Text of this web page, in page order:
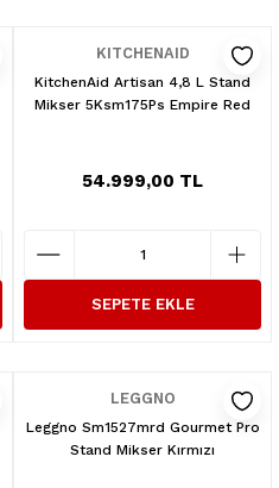
KITCHENAID
KitchenAid Artisan 4,8 L Stand
Mikser 5Ksm175Ps Empire Red
54.999,00 TL
SEPETE EKLE
LEGGNO
Leggno Sm1527mrd Gourmet Pro
Stand Mikser Kırmızı